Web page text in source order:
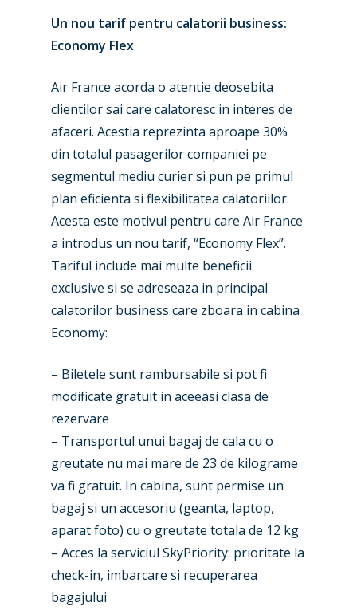
Un nou tarif pentru calatorii business:
Economy Flex
Air France acorda o atentie deosebita
clientilor sai care calatoresc in interes de
afaceri. Acestia reprezinta aproape 30%
din totalul pasagerilor companiei pe
segmentul mediu curier si pun pe primul
plan eficienta si flexibilitatea calatoriilor.
Acesta este motivul pentru care Air France
a introdus un nou tarif, “Economy Flex”.
Tariful include mai multe beneficii
exclusive si se adreseaza in principal
calatorilor business care zboara in cabina
Economy:
– Biletele sunt rambursabile si pot fi
modificate gratuit in aceeasi clasa de
rezervare
– Transportul unui bagaj de cala cu o
greutate nu mai mare de 23 de kilograme
va fi gratuit. In cabina, sunt permise un
bagaj si un accesoriu (geanta, laptop,
aparat foto) cu o greutate totala de 12 kg
– Acces la serviciul SkyPriority: prioritate la
check-in, imbarcare si recuperarea
bagajului